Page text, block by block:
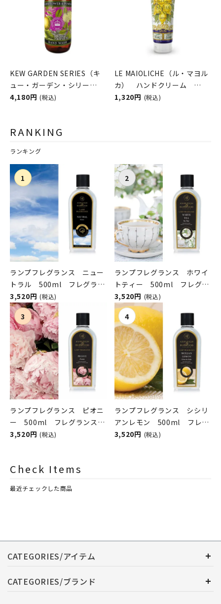
COMPANY （ザ イングリッシ
ュソープカンパニー）
KEW GARDEN SERIES（キ
ュー・ガーデン・シリー
ズ） ラグジュアリーハンド
ー&ポメロ） THE
（ザ イングリッシュソープカ
ンパニー）
4,180円 (税込)
LE MAIOLICHE（ル・マヨル
カ） ハンドクリーム
Sicilian Lemon（シチリア
1,320円 (税込)
RANKING
ランキング
ランプフレグランス ニュー
トラル 500ml フレグラン
スランプ用オイル
ASHLEIGH&BURWOOD（ア
シュレイアンドバーウッド）
3,520円 (税込)
ランプフレグランス ホワイ
トティー 500ml フレグラ
ンスランプ用オイル
ASHLEIGH&BURWOOD（ア
シュレイアンドバーウッド）
3,520円 (税込)
ランプフレグランス ピオニ
ー 500ml フレグランスラ
ンプ用オイル
3,520円 (税込)
ランプフレグランス シシリ
アンレモン 500ml フレグ
ランスランプ用オイル
3,520円 (税込)
Check Items
最近チェックした商品
CATEGORIES/アイテム
CATEGORIES/ブランド